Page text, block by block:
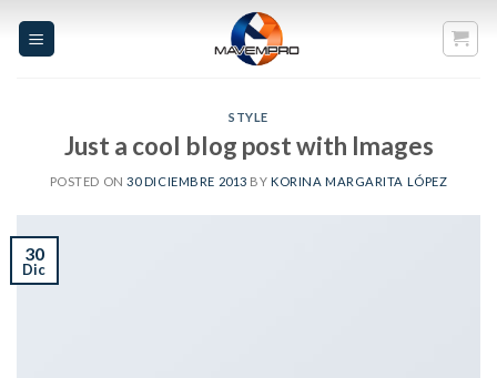
STYLE
Just a cool blog post with Images
POSTED ON30 DICIEMBRE 2013 BYKORINA MARGARITA LÓPEZ
30
Dic